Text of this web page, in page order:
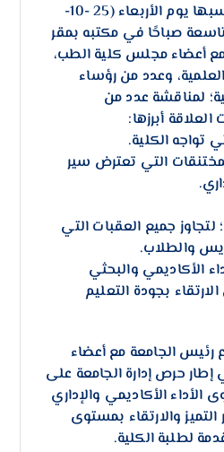
– اجتمع رئيس جامعة سبها يوم الأربعاء (25 -10-
صباحًا في مكتبه بمقر
مع أعضاء مجلس كلية الطب،
وعدد من رؤساء
لمناقشة عدد من
أبرزها:
تواجه الكلية.
التي تعترض سير
جميع العقبات التي
والطلاب.
الأكاديمي والبحثي
بجودة التعليم
رئيس الجامعة مع أعضاء
حرص إدارة الجامعة على
الأداء الأكاديمي والإداري
التميز والارتقاء بمستوى
لطلبة الكلية.